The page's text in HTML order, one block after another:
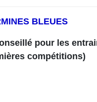
BLEUES
pour les
compétitions)